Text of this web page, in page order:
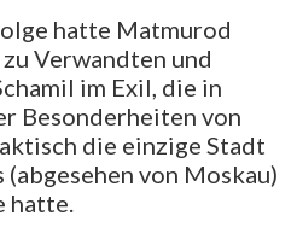
hatte Matmurod
Verwandten und
im Exil, die in
Besonderheiten von
die einzige Stadt
von Moskau)
hatte.